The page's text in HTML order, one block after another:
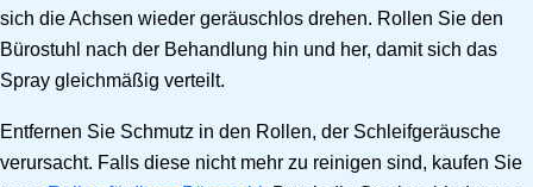
sich die Achsen wieder geräuschlos drehen. Rollen Sie den
Bürostuhl nach der Behandlung hin und her, damit sich das
Spray gleichmäßig verteilt.
Entfernen Sie Schmutz in den Rollen, der Schleifgeräusche
verursacht. Falls diese nicht mehr zu reinigen sind, kaufen Sie